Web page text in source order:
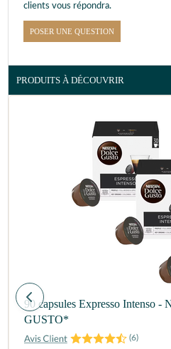
clients vous répondra.
POSER UNE QUESTION
PRODUITS À DÉCOUVRIR
90 capsules Expresso Intenso -
GUSTO*
(6)